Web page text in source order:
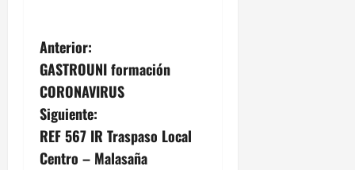
Anterior:
GASTROUNI formación
CORONAVIRUS
Siguiente:
REF 567 IR Traspaso Local
Centro – Malasaña